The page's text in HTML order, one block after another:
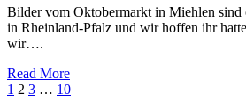
Bilder vom Oktobermarkt in Miehlen sind
in Rheinland-Pfalz und wir hoffen ihr
wir….
Read More
Zurück
1 2 3 … 10Weiter